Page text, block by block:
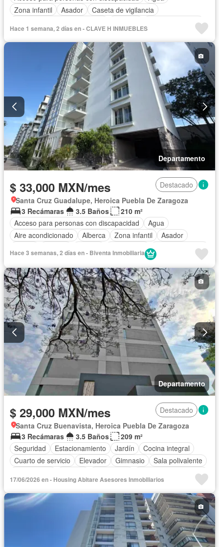
Zona infantil
Asador
Caseta de vigilancia
Cocina equipada
Cocina integral
Cuarto de Limpieza
Electricidad
Gas natural
Internet
Recámara con closet
Seguridad
Televisión por cable
Zonas verdes Permite mascotas
Permite niños
Completamente amueblado
Hace 1 semana, 2 días en - CLAVE H INMUEBLES
Departamento
$ 33,000 MXN/mes
Destacado
Santa Cruz Guadalupe, Heroica Puebla De Zaragoza
3 Recámaras
3.5 Baños
210 m²
Acceso para personas con discapacidad
Agua
Aire acondicionado
Alberca Zona infantil
Asador
Cancha de tenis
Circuito cerrado de televisión
Chimenea
Cisterna Cocina equipada
Cocina integral
Conserje
Cuarto de Limpieza
Cuarto de servicio
Electricidad
Elevador Estacionamiento
Gas natural
Gimnasio
Internet Jacuzzi Jardín
Despacho
Recámara con closet
Azotea Sala polivalente
Sauna
Seguridad
Televisión por cable
Terraza
Vista panorámica
Wifi Zonas verdes
Permite mascotas
Permite niños
Hace 3 semanas, 2 días en - Biventa Inmobiliaria
Departamento
$ 29,000 MXN/mes
Destacado
Santa Cruz Buenavista, Heroica Puebla De Zaragoza
3 Recámaras
3.5 Baños
209 m²
Seguridad
Estacionamiento Jardín
Cocina integral
Cuarto de servicio
Elevador Gimnasio
Sala polivalente
Recámara con closet
Caseta de vigilancia
Agua
Cuarto de Limpieza
Solo familias
Permite niños Sin amueblar
17/06/2026 en - Housing Abitare Asesores Inmobiliarios